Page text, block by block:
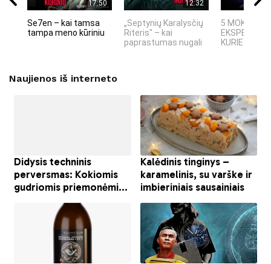
17:50
Se7en – kai tamsa
tampa meno kūriniu
12:32
„Septynių Karalysčių
Riteris" – kai
paprastumas nugali
5 MOKSLINIAI
KURIE
Naujienos iš interneto